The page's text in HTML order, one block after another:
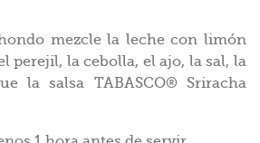
mezcle la leche con limón
perejil, la cebolla, el ajo, la sal, la
la salsa TABASCO® Sriracha